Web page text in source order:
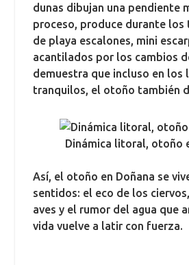
dunas dibujan una pendiente
proceso, produce durante los
de playa escalones, mini
acantilados por los cambios
demuestra que incluso en los
tranquilos, el otoño también
Dinámica litoral, otoño
Así, el otoño en Doñana se
sentidos: el eco de los
aves y el rumor del agua que
vida vuelve a latir con fuerza.